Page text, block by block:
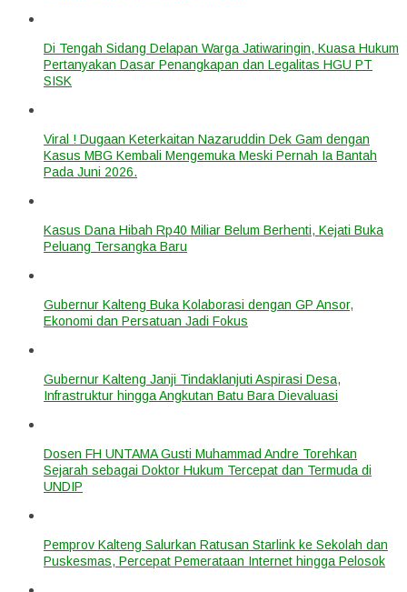
Di Tengah Sidang Delapan Warga Jatiwaringin, Kuasa Hukum
Pertanyakan Dasar Penangkapan dan Legalitas HGU PT
SISK
Viral ! Dugaan Keterkaitan Nazaruddin Dek Gam dengan
Kasus MBG Kembali Mengemuka Meski Pernah Ia Bantah
Pada Juni 2026.
Kasus Dana Hibah Rp40 Miliar Belum Berhenti, Kejati Buka
Peluang Tersangka Baru
Gubernur Kalteng Buka Kolaborasi dengan GP Ansor,
Ekonomi dan Persatuan Jadi Fokus
Gubernur Kalteng Janji Tindaklanjuti Aspirasi Desa,
Infrastruktur hingga Angkutan Batu Bara Dievaluasi
Dosen FH UNTAMA Gusti Muhammad Andre Torehkan
Sejarah sebagai Doktor Hukum Tercepat dan Termuda di
UNDIP
Pemprov Kalteng Salurkan Ratusan Starlink ke Sekolah dan
Puskesmas, Percepat Pemerataan Internet hingga Pelosok